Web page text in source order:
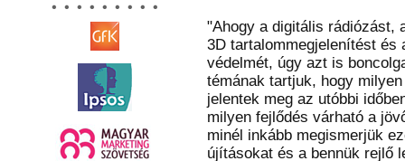
"Ahogy a digitális rádiózást,
3D tartalommegjelenítést és
védelmét, úgy azt is
témának tartjuk, hogy
jelentek meg az utóbbi
milyen fejlődés várható a
minél inkább megismerjük
újításokat és a bennük rejlő